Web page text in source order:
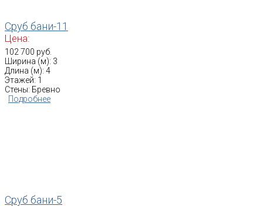
Сруб бани-11
Цена:
102 700 руб.
Ширина (м): 3
Длина (м): 4
Этажей: 1
Стены: Бревно
Подробнее
Сруб бани-5